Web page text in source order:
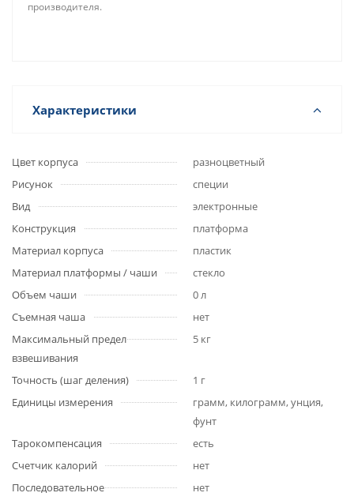
производителя.
Характеристики
Цвет корпуса
разноцветный
Рисунок
специи
Вид
электронные
Конструкция
платформа
Материал корпуса
пластик
Материал платформы / чаши
стекло
Объем чаши
0 л
Съемная чаша
нет
Максимальный предел
взвешивания
5 кг
Точность (шаг деления)
1 г
Единицы измерения
грамм, килограмм, унция,
фунт
Тарокомпенсация
есть
Счетчик калорий
нет
Последовательное
нет